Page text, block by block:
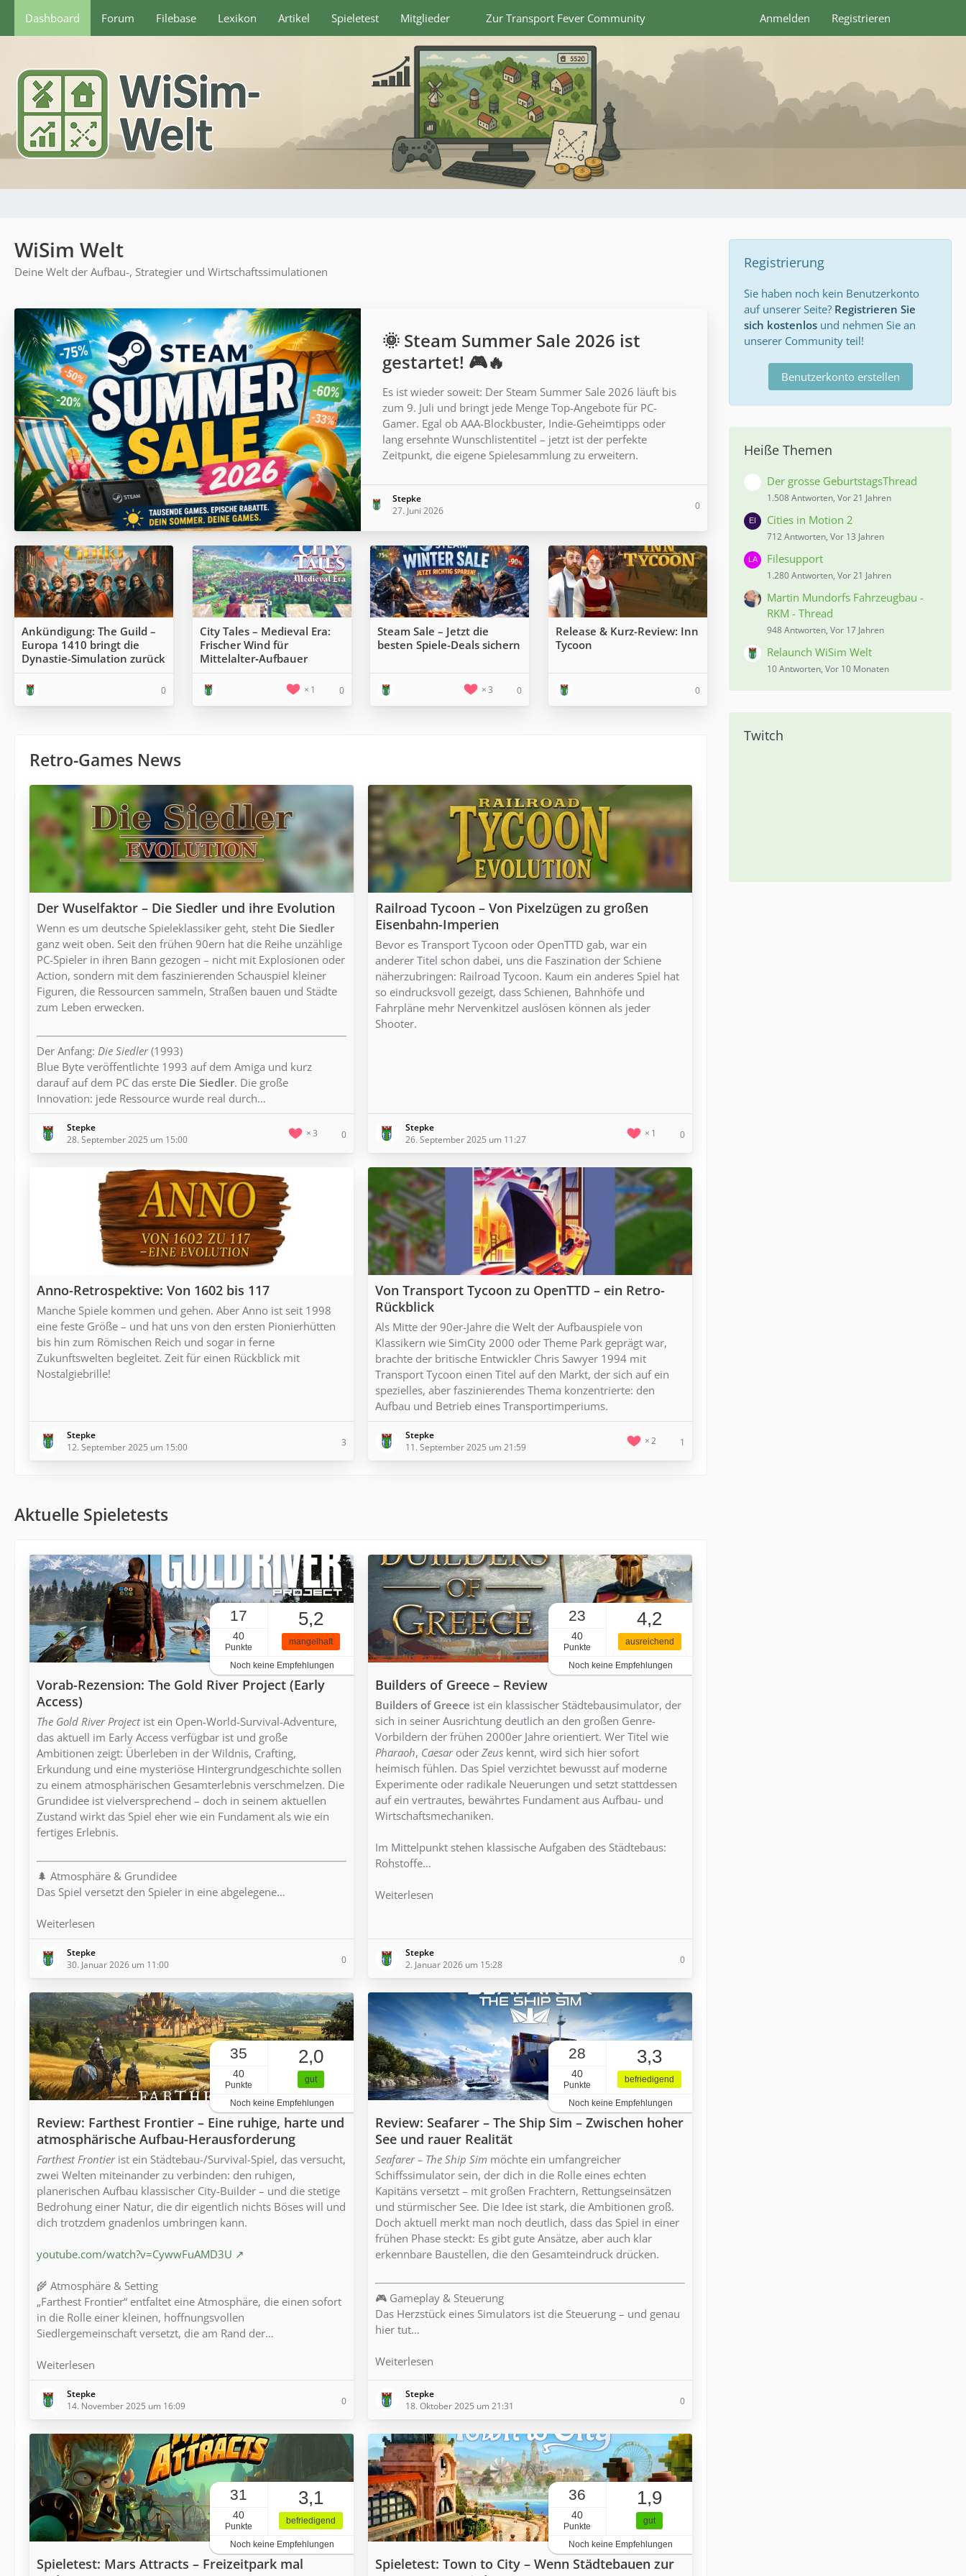
Dashboard Forum Filebase Lexikon Artikel Spieletest Mitglieder Zur Transport Fever Community Anmelden Registrieren
WiSim Welt
Deine Welt der Aufbau-, Strategier und Wirtschaftssimulationen
🌞 Steam Summer Sale 2026 ist
gestartet! 🎮🔥
Es ist wieder soweit: Der Steam Summer Sale 2026 läuft bis
zum 9. Juli und bringt jede Menge Top-Angebote für PC-
Gamer. Egal ob AAA-Blockbuster, Indie-Geheimtipps oder
lang ersehnte Wunschlistentitel – jetzt ist der perfekte
Zeitpunkt, die eigene Spielesammlung zu erweitern.
Stepke
27. Juni 2026
0
Ankündigung: The Guild –
Europa 1410 bringt die
Dynastie-Simulation zurück
0
City Tales – Medieval Era:
Frischer Wind für
Mittelalter‑Aufbauer
1 0
Steam Sale – Jetzt die
besten Spiele-Deals sichern
3 0
Release & Kurz-Review: Inn
Tycoon
0
Retro-Games News
Der Wuselfaktor – Die Siedler und ihre Evolution
Wenn es um deutsche Spieleklassiker geht, steht Die Siedler
ganz weit oben. Seit den frühen 90ern hat die Reihe unzählige
PC-Spieler in ihren Bann gezogen – nicht mit Explosionen oder
Action, sondern mit dem faszinierenden Schauspiel kleiner
Figuren, die Ressourcen sammeln, Straßen bauen und Städte
zum Leben erwecken.
Der Anfang: Die Siedler(1993)
Blue Byte veröffentlichte 1993 auf dem Amiga und kurz
darauf auf dem PC das erste Die Siedler. Die große
Innovation: jede Ressource wurde real durch…
Stepke
28. September 2025 um 15:00
3 0
Railroad Tycoon – Von Pixelzügen zu großen
Eisenbahn-Imperien
Bevor es Transport Tycoon oder OpenTTD gab, war ein
anderer Titel schon dabei, uns die Faszination der Schiene
näherzubringen: Railroad Tycoon. Kaum ein anderes Spiel hat
so eindrucksvoll gezeigt, dass Schienen, Bahnhöfe und
Fahrpläne mehr Nervenkitzel auslösen können als jeder
Shooter.
Stepke
26. September 2025 um 11:27
1 0
Anno-Retrospektive: Von 1602 bis 117
Manche Spiele kommen und gehen. Aber Anno ist seit 1998
eine feste Größe – und hat uns von den ersten Pionierhütten
bis hin zum Römischen Reich und sogar in ferne
Zukunftswelten begleitet. Zeit für einen Rückblick mit
Nostalgiebrille!
Stepke
12. September 2025 um 15:00
3
Von Transport Tycoon zu OpenTTD – ein Retro-
Rückblick
Als Mitte der 90er-Jahre die Welt der Aufbauspiele von
Klassikern wie SimCity 2000 oder Theme Park geprägt war,
brachte der britische Entwickler Chris Sawyer 1994 mit
Transport Tycoon einen Titel auf den Markt, der sich auf ein
spezielles, aber faszinierendes Thema konzentrierte: den
Aufbau und Betrieb eines Transportimperiums.
Stepke
11. September 2025 um 21:59
2 1
Aktuelle Spieletests
17
40
Punkte
5,2
mangelhaft
Noch keine Empfehlungen
Vorab-Rezension: The Gold River Project (Early
Access)
The Gold River Projectist ein Open-World-Survival-Adventure,
das aktuell im Early Access verfügbar ist und große
Ambitionen zeigt: Überleben in der Wildnis, Crafting,
Erkundung und eine mysteriöse Hintergrundgeschichte sollen
zu einem atmosphärischen Gesamterlebnis verschmelzen. Die
Grundidee ist vielversprechend – doch in seinem aktuellen
Zustand wirkt das Spiel eher wie ein Fundament als wie ein
fertiges Erlebnis.
🌲 Atmosphäre & Grundidee
Das Spiel versetzt den Spieler in eine abgelegene…
Weiterlesen
Stepke
30. Januar 2026 um 11:00
0
23
40
Punkte
4,2
ausreichend
Noch keine Empfehlungen
Builders of Greece – Review
Builders of Greece ist ein klassischer Städtebausimulator, der
sich in seiner Ausrichtung deutlich an den großen Genre-
Vorbildern der frühen 2000er Jahre orientiert. Wer Titel wie
Pharaoh, Caesaroder Zeus kennt, wird sich hier sofort
heimisch fühlen. Das Spiel verzichtet bewusst auf moderne
Experimente oder radikale Neuerungen und setzt stattdessen
auf ein vertrautes, bewährtes Fundament aus Aufbau- und
Wirtschaftsmechaniken.
Im Mittelpunkt stehen klassische Aufgaben des Städtebaus:
Rohstoffe…
Weiterlesen
Stepke
2. Januar 2026 um 15:28
0
35
40
Punkte
2,0
gut
Noch keine Empfehlungen
Review: Farthest Frontier – Eine ruhige, harte und
atmosphärische Aufbau-Herausforderung
Farthest Frontierist ein Städtebau-/Survival-Spiel, das versucht,
zwei Welten miteinander zu verbinden: den ruhigen,
planerischen Aufbau klassischer City-Builder – und die stetige
Bedrohung einer Natur, die dir eigentlich nichts Böses will und
dich trotzdem gnadenlos umbringen kann.
youtube.com/watch?v=CywwFuAMD3U
🌾 Atmosphäre & Setting
„Farthest Frontier“ entfaltet eine Atmosphäre, die einen sofort
in die Rolle einer kleinen, hoffnungsvollen
Siedlergemeinschaft versetzt, die am Rand der…
Weiterlesen
Stepke
14. November 2025 um 16:09
0
28
40
Punkte
3,3
befriedigend
Noch keine Empfehlungen
Review: Seafarer – The Ship Sim – Zwischen hoher
See und rauer Realität
Seafarer – The Ship Sim möchte ein umfangreicher
Schiffssimulator sein, der dich in die Rolle eines echten
Kapitäns versetzt – mit großen Frachtern, Rettungseinsätzen
und stürmischer See. Die Idee ist stark, die Ambitionen groß.
Doch aktuell merkt man noch deutlich, dass das Spiel in einer
frühen Phase steckt: Es gibt gute Ansätze, aber auch klar
erkennbare Baustellen, die den Gesamteindruck drücken.
🎮 Gameplay & Steuerung
Das Herzstück eines Simulators ist die Steuerung – und genau
hier tut…
Weiterlesen
Stepke
18. Oktober 2025 um 21:31
0
31
40
Punkte
3,1
befriedigend
Noch keine Empfehlungen
Spieletest: Mars Attracts – Freizeitpark mal
36
40
Punkte
1,9
gut
Noch keine Empfehlungen
Spieletest: Town to City – Wenn Städtebauen zur
Registrierung
Sie haben noch kein Benutzerkonto
auf unserer Seite? Registrieren Sie
sich kostenlos und nehmen Sie an
unserer Community teil!
Benutzerkonto erstellen
Heiße Themen
Der grosse GeburtstagsThread
1.508 Antworten, Vor 21 Jahren
Cities in Motion 2
712 Antworten, Vor 13 Jahren
Filesupport
1.280 Antworten, Vor 21 Jahren
Martin Mundorfs Fahrzeugbau -
RKM - Thread
948 Antworten, Vor 17 Jahren
Relaunch WiSim Welt
10 Antworten, Vor 10 Monaten
Twitch